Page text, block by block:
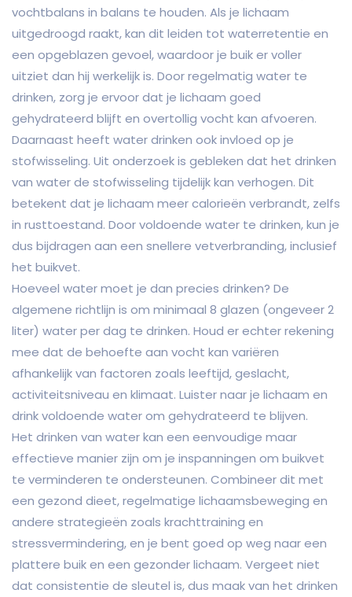
vochtbalans in balans te houden. Als je lichaam
uitgedroogd raakt, kan dit leiden tot waterretentie en
een opgeblazen gevoel, waardoor je buik er voller
uitziet dan hij werkelijk is. Door regelmatig water te
drinken, zorg je ervoor dat je lichaam goed
gehydrateerd blijft en overtollig vocht kan afvoeren.
Daarnaast heeft water drinken ook invloed op je
stofwisseling. Uit onderzoek is gebleken dat het drinken
van water de stofwisseling tijdelijk kan verhogen. Dit
betekent dat je lichaam meer calorieën verbrandt, zelfs
in rusttoestand. Door voldoende water te drinken, kun je
dus bijdragen aan een snellere vetverbranding, inclusief
het buikvet.
Hoeveel water moet je dan precies drinken? De
algemene richtlijn is om minimaal 8 glazen (ongeveer 2
liter) water per dag te drinken. Houd er echter rekening
mee dat de behoefte aan vocht kan variëren
afhankelijk van factoren zoals leeftijd, geslacht,
activiteitsniveau en klimaat. Luister naar je lichaam en
drink voldoende water om gehydrateerd te blijven.
Het drinken van water kan een eenvoudige maar
effectieve manier zijn om je inspanningen om buikvet
te verminderen te ondersteunen. Combineer dit met
een gezond dieet, regelmatige lichaamsbeweging en
andere strategieën zoals krachttraining en
stressvermindering, en je bent goed op weg naar een
plattere buik en een gezonder lichaam. Vergeet niet
dat consistentie de sleutel is, dus maak van het drinken